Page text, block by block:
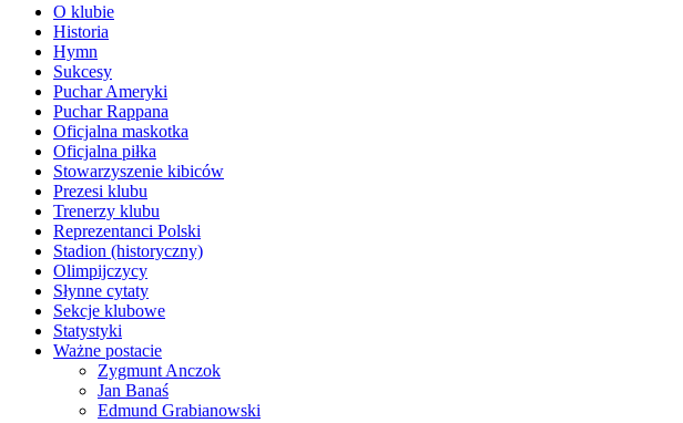
O klubie
Historia
Hymn
Sukcesy
Puchar Ameryki
Puchar Rappana
Oficjalna maskotka
Oficjalna piłka
Stowarzyszenie kibiców
Prezesi klubu
Trenerzy klubu
Reprezentanci Polski
Stadion (historyczny)
Olimpijczycy
Słynne cytaty
Sekcje klubowe
Statystyki
Ważne postacie
Zygmunt Anczok
Jan Banaś
Edmund Grabianowski